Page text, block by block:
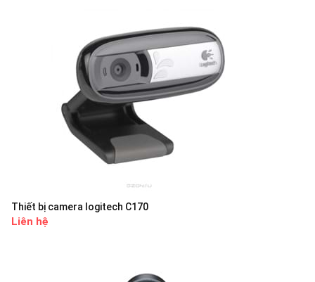
Thiết bị camera logitech C170
Liên hệ